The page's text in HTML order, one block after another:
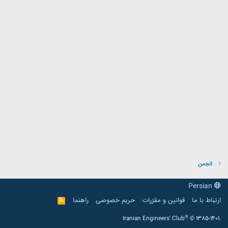
انجمن
ارتباط با ما
قوانین و مقرّرات حریم خصوصی راهنما
R
S
Iranian Engineers' Club® © 1385-1401.